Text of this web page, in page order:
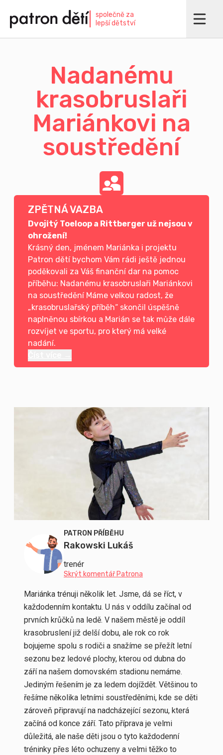
hlavnímu
obsahu
společně za
lepší dětství
Nadanému
krasobruslaři
Mariánkovi na
soustředění
ZPĚTNÁ VAZBA
Dvojitý Toeloop a Rittberger už nejsou v
ohrožení!
Krásný den, jménem Mariánka i projektu
Patron dětí bychom Vám rádi ještě jednou
poděkovali za Váš finanční dar na pomoc
příběhu: Nadanému krasobruslaři Mariánkovi
na soustředění Máme velkou radost, že
„krasobruslařský příběh“ skončil úspěšně
naplněnou sbírkou a Marián se tak může dále
rozvíjet ve sportu, pro který má velké
nadání.
PATRON PŘÍBĚHU
Rakowski Lukáš
trenér
Skrýt komentář Patrona
Mariánka trénuji několik let. Jsme, dá se říct, v
každodenním kontaktu. U nás v oddílu začínal od
prvních krůčků na ledě. V našem městě je oddíl
krasobruslení již delší dobu, ale rok co rok
bojujeme spolu s rodiči a snažíme se přežít letní
sezonu bez ledové plochy, kterou od dubna do
září na našem domovském stadionu nemáme.
Jediným řešením je za ledem dojíždět. Většinou to
řešíme několika letními soustředěními, kde se děti
zároveň připravují na nadcházející sezonu, která
začíná od konce září. Tato příprava je velmi
důležitá, ale naše děti jsou o tyto každodenní
tréninky přes léto ochuzeny a velmi těžko to